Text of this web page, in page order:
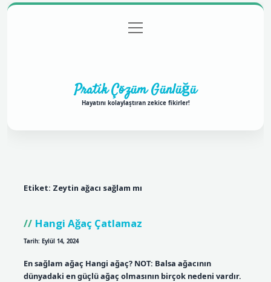
Gizlilik Politikası
menüyü
aç
Pratik Çözüm Günlüğü
Hayatını kolaylaştıran zekice fikirler!
Etiket: Zeytin ağacı sağlam mı
Hangi Ağaç Çatlamaz
Tarih: Eylül 14, 2024
En sağlam ağaç Hangi ağaç? NOT: Balsa ağacının
dünyadaki en güçlü ağaç olmasının birçok nedeni vardır.